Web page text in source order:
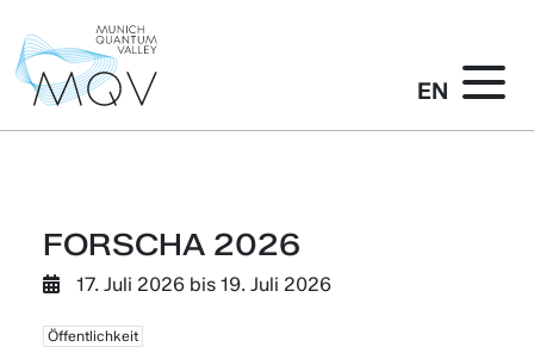
EN
FORSCHA 2026
17. Juli 2026 bis 19. Juli 2026
Öffentlichkeit